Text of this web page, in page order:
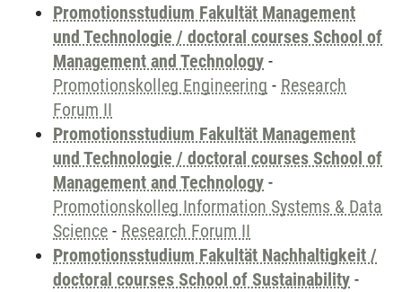
Promotionsstudium Fakultät Management
und Technologie / doctoral courses School of
Management and Technology -
Promotionskolleg Engineering - Research
Forum II
Promotionsstudium Fakultät Management
und Technologie / doctoral courses School of
Management and Technology -
Promotionskolleg Information Systems & Data
Science - Research Forum II
Promotionsstudium Fakultät Nachhaltigkeit /
doctoral courses School of Sustainability -